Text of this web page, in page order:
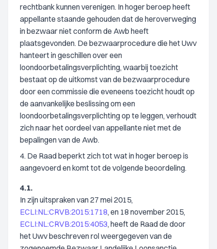
rechtbank kunnen verenigen. In hoger beroep heeft
appellante staande gehouden dat de heroverweging
in bezwaar niet conform de Awb heeft
plaatsgevonden. De bezwaarprocedure die het Uwv
hanteert in geschillen over een
loondoorbetalingsverplichting, waarbij toezicht
bestaat op de uitkomst van de bezwaarprocedure
door een commissie die eveneens toezicht houdt op
de aanvankelijke beslissing om een
loondoorbetalingsverplichting op te leggen, verhoudt
zich naar het oordeel van appellante niet met de
bepalingen van de Awb.
4. De Raad beperkt zich tot wat in hoger beroep is
aangevoerd en komt tot de volgende beoordeling.
4.1.
In zijn uitspraken van 27 mei 2015,
ECLI:NL:CRVB:2015:1718, en 18 november 2015,
ECLI:NL:CRVB:2015:4053, heeft de Raad de door
het Uwv beschreven rol weergegeven van de